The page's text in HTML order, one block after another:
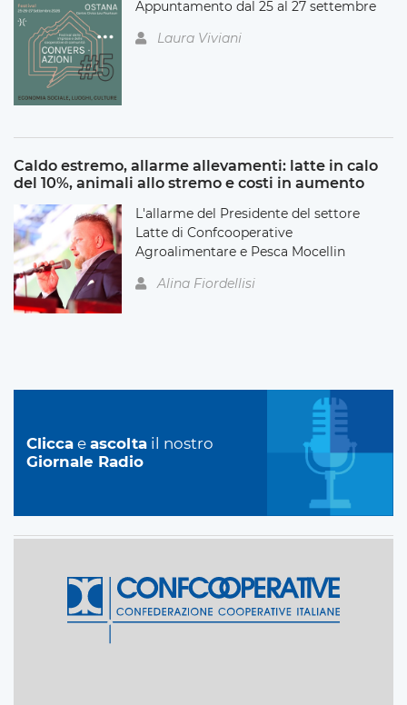
Appuntamento dal 25 al 27 settembre
Laura Viviani
Caldo estremo, allarme allevamenti: latte in calo
del 10%, animali allo stremo e costi in aumento
L'allarme del Presidente del settore
Latte di Confcooperative
Agroalimentare e Pesca Mocellin
Alina Fiordellisi
Clicca e ascolta il nostro
Giornale Radio